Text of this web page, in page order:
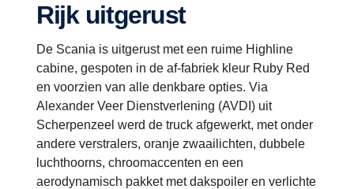
Rijk uitgerust
De Scania is uitgerust met een ruime Highline
cabine, gespoten in de af-fabriek kleur Ruby Red
en voorzien van alle denkbare opties. Via
Alexander Veer Dienstverlening (AVDI) uit
Scherpenzeel werd de truck afgewerkt, met onder
andere verstralers, oranje zwaailichten, dubbele
luchthoorns, chroomaccenten en een
aerodynamisch pakket met dakspoiler en verlichte